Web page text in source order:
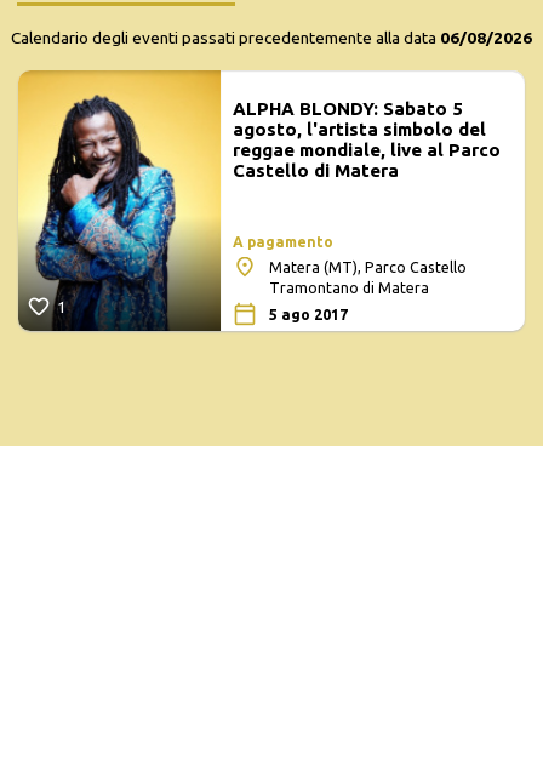
Calendario degli eventi passati precedentemente alla data 06/08/2026
1
ALPHA BLONDY: Sabato 5
agosto, l'artista simbolo del
reggae mondiale, live al Parco
Castello di Matera
A pagamento
Matera (MT), Parco Castello
Tramontano di Matera
5 ago 2017